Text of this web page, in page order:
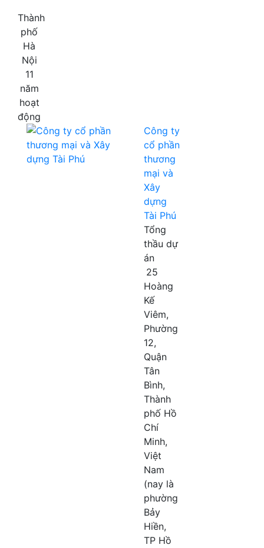
Thành
phố
Hà
Nội
11
năm
hoạt
động
Công ty
cổ phần
thương
mại và
Xây
dựng
Tài Phú
Tổng
thầu dự
án
25
Hoàng
Kế
Viêm,
Phường
12,
Quận
Tân
Bình,
Thành
phố Hồ
Chí
Minh,
Việt
Nam
(nay là
phường
Bảy
Hiền,
TP Hồ